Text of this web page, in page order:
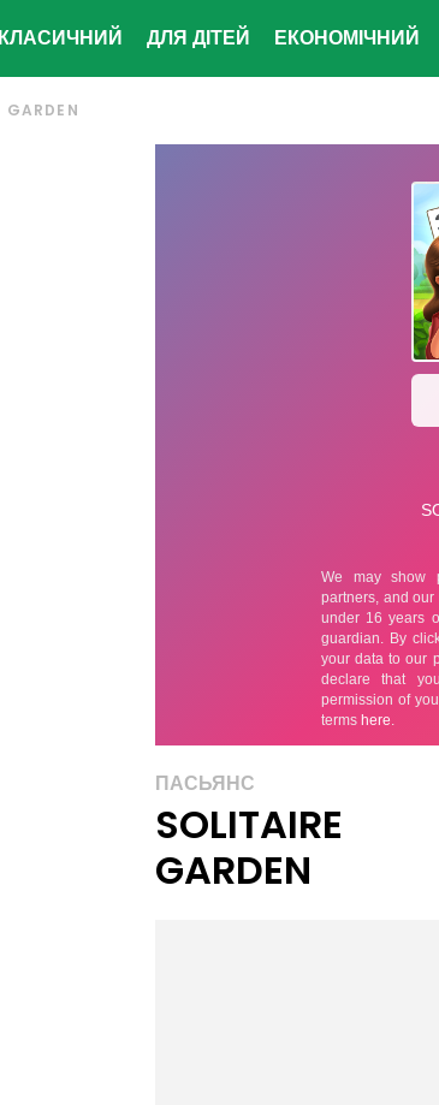
КЛАСИЧНИЙ ДЛЯ ДІТЕЙ ЕКОНОМІЧНИЙ
GARDEN
ПАСЬЯНС
SOLITAIRE
GARDEN